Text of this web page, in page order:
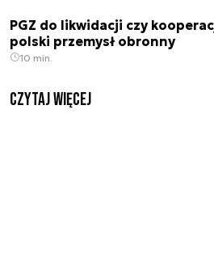
PGZ do likwidacji czy
polski przemysł obronny
10 min.
czytaj więcej